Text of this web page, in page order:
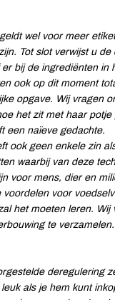
wel voor meer
Tot slot verwijst u de
bij de ingrediënten in
ook op dit moment
opgave. Wij vragen
het zit met haar potje
een naïeve gedachte.
ook geen enkele zin
waarbij van deze
voor mens, dier en
voor
het moeten leren. Wij
te verzamelen.
deregulering
als je hem kunt